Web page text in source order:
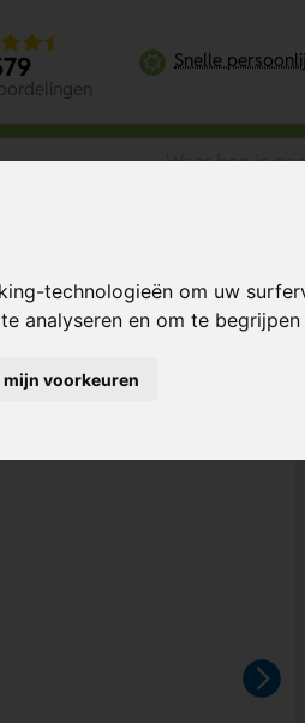
technologieën om uw
analyseren en om te
voorkeuren
Snelle